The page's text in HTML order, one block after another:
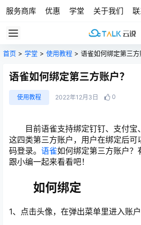
服务商库 优惠 学堂 关于我们
首页 > 学堂 > 使用教程 > 语雀如何绑定第三方
语雀如何绑定第三方账户？
使用教程 2022年12月3日 0
目前语雀支持绑定钉钉、支付宝
这四类第三方账户，用户在绑定后可
码登录。 语雀如何绑定第三方账户？
跟小编一起来看看吧！
如何绑定
1、点击头像，在弹出菜单里进入账